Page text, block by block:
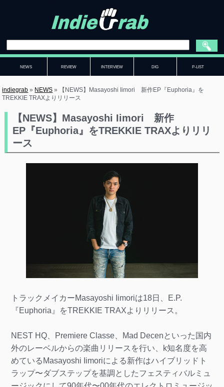
NEWS REVIEW INTERVIEW DIG P-LIST
indiegrab » NEWS »
【NEWS】Masayoshi Iimori 新作EP『Euphoria』を
TREKKIE TRAXよりリリース
【NEWS】Masayoshi Iimori 新作
EP『Euphoria』をTREKKIE TRAXよりリリ
ース
トラックメイカーMasayoshi Iimoriは18日、E.P.
『Euphoria』をTREKKIE TRAXよりリリース。
NEST HQ、Premiere Classe、Mad Decenといった国内
外のレーベルからの楽曲リリースを行い、k知名度を高
めているMasayoshi Iimoriによる新作はハイブリッドト
ラップ〜ダブステップを基調としたフェスティバルミュ